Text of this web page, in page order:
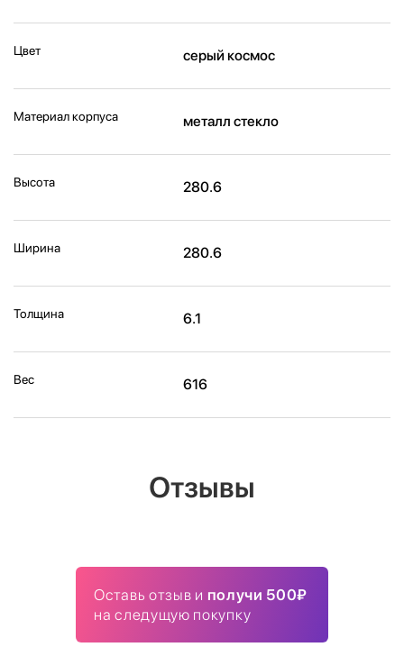
Цвет серый космос
Материал корпуса металл стекло
Высота 280.6
Ширина 280.6
Толщина 6.1
Вес 616
Отзывы
Оставь отзыв и получи 500₽
на следущую покупку